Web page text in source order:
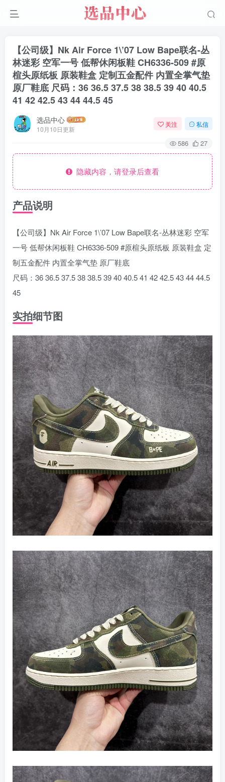
【公司级】Nk Air Force 1\’07 Low Bape联名-丛
林迷彩 空军一号 低帮休闲板鞋 CH6336-509 #原
楦头原纸板 原装鞋盒 定制五金配件 内置全掌气垫
原厂鞋底 尺码：36 36.5 37.5 38 38.5 39 40 40.5
41 42 42.5 43 44 44.5 45
选品中心
10月10日更新
关注 私信
586 27
隐藏内容，请登录后查看
产品说明
【公司级】Nk Air Force 1\’07 Low Bape联名-丛林迷彩 空军
一号 低帮休闲板鞋 CH6336-509 #原楦头原纸板 原装鞋盒 定
制五金配件 内置全掌气垫 原厂鞋底
尺码：36 36.5 37.5 38 38.5 39 40 40.5 41 42 42.5 43 44 44.5
45
实拍细节图